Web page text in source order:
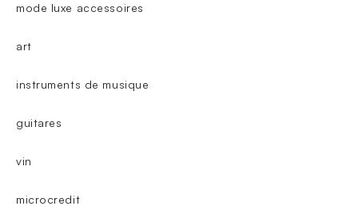
mode luxe accessoires
art
instruments de musique
guitares
vin
microcredit